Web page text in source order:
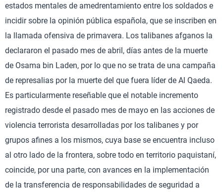
estados mentales de amedrentamiento entre los soldados e
incidir sobre la opinión pública española, que se inscriben en
la llamada ofensiva de primavera. Los talibanes afganos la
declararon el pasado mes de abril, días antes de la muerte
de Osama bin Laden, por lo que no se trata de una campaña
de represalias por la muerte del que fuera líder de Al Qaeda.
Es particularmente reseñable que el notable incremento
registrado desde el pasado mes de mayo en las acciones de
violencia terrorista desarrolladas por los talibanes y por
grupos afines a los mismos, cuya base se encuentra incluso
al otro lado de la frontera, sobre todo en territorio paquistaní,
coincide, por una parte, con avances en la implementación
de la transferencia de responsabilidades de seguridad a